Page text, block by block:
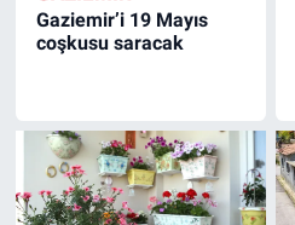
Gaziemir’i 19 Mayıs
coşkusu saracak